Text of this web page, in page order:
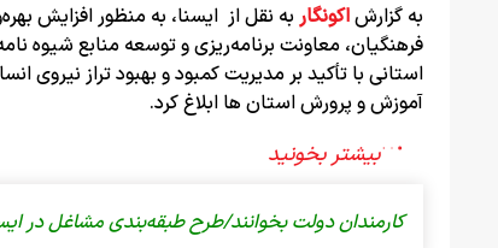
به گزارشاکونگار به نقل از ایسنا، به منظور افزایش
فرهنگیان، معاونت برنامه‌ریزی و توسعه منابع شیوه
آموزش و پرورش استان ها ابلاغ کرد.
کارمندان دولت بخوانند‌/طرح طبقه‌بندی مشاغل در